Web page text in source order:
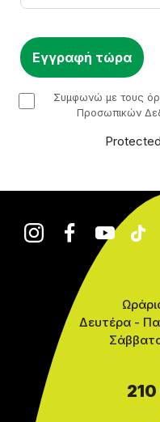
Συμφωνώ με τους
Προσωπικών
Ωράριο
Δευτέρα -